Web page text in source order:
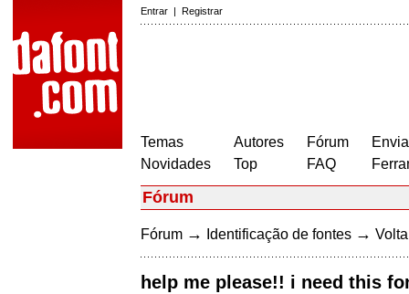
Entrar | Registrar
Temas
Novidades
Autores
Top
Fórum
FAQ
Fórum
Fórum → Identificação de fontes →
help me please!! i need this